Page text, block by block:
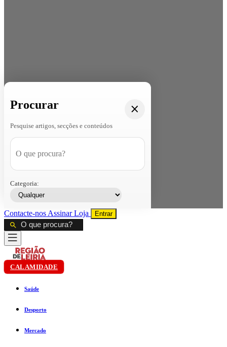
Procurar
Pesquise artigos, secções e conteúdos
Categoria:
Contacte-nos AssinarLoja Entrar
CALAMIDADE
Saúde
Desporto
Mercado